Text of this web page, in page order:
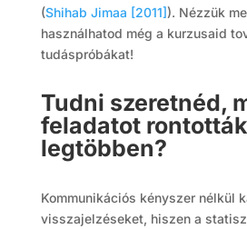
(Shihab Jimaa [2011]). Nézzük
használhatod még a kurzusaid
tudáspróbákat!
Tudni szeretnéd,
feladatot
legtöbben?
Kommunikációs kényszer nélkül
visszajelzéseket, hiszen a